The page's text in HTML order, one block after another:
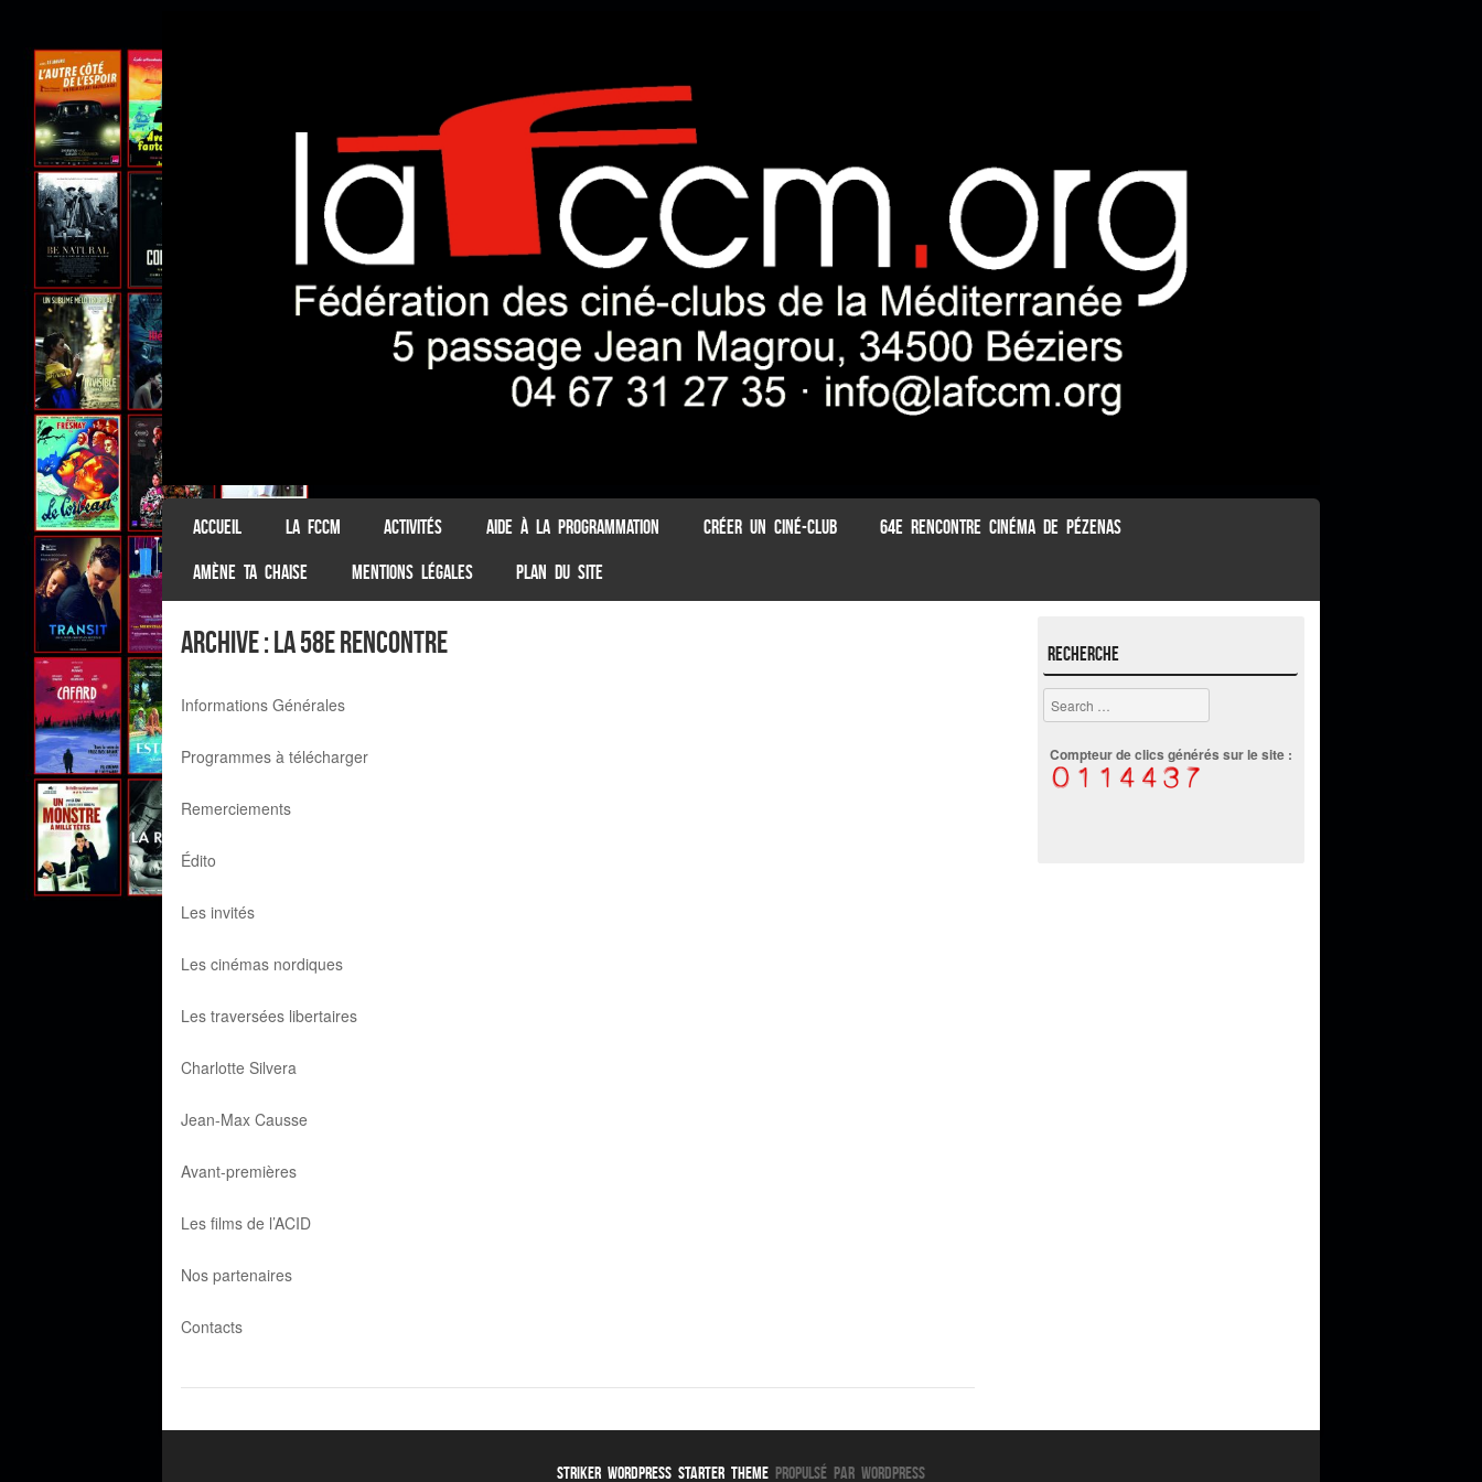
Menu
SKIP TO CONTENT
ACCUEIL LA FCCM ACTIVITÉS AIDE À LA PROGRAMMATION CRÉER UN CINÉ-CLUB 64E RENCONTRE CINÉMA DE PÉZENAS
AMÈNE TA CHAISE MENTIONS LÉGALES PLAN DU SITE
Archive : La 58e Rencontre
Informations Générales
Programmes à télécharger
Remerciements
Édito
Les invités
Les cinémas nordiques
Les traversées libertaires
Charlotte Silvera
Jean-Max Causse
Avant-premières
Les films de l’ACID
Nos partenaires
Contacts
Recherche
Search
Compteur de clics générés sur le site :
Striker WordPress Starter Theme Propulsé par WordPress